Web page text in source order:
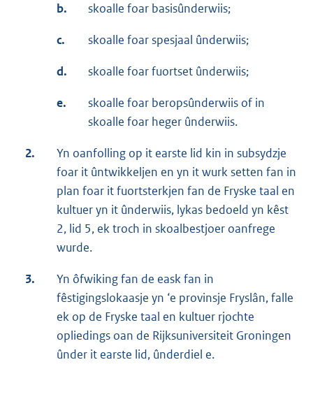
b. skoalle foar basisûnderwiis;
c. skoalle foar spesjaal ûnderwiis;
d. skoalle foar fuortset ûnderwiis;
e.
skoalle foar beropsûnderwiis of in
skoalle foar heger ûnderwiis.
2.
Yn oanfolling op it earste lid kin in subsydzje
foar it ûntwikkeljen en yn it wurk setten fan in
plan foar it fuortsterkjen fan de Fryske taal en
kultuer yn it ûnderwiis, lykas bedoeld yn kêst
2, lid 5, ek troch in skoalbestjoer oanfrege
wurde.
3.
Yn ôfwiking fan de eask fan in
fêstigingslokaasje yn ‘e provinsje Fryslân, falle
ek op de Fryske taal en kultuer rjochte
opliedings oan de Rijksuniversiteit Groningen
ûnder it earste lid, ûnderdiel e.